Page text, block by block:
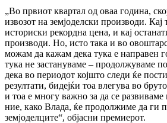
„Во првиот квартал од оваа година,
извозот на земјоделски производи. Кај
историски рекордна цена, и кај
производи. Но, исто така и во
можам да кажам дека тука е направен
тука не застануваме – продолжуваме
дека во периодот којшто следи ќе
резултати, бидејќи тоа влегува во
и тоа е многу важно за да се
ние, како Влада, ќе продолжиме да ги
земјоделците“, објасни премиерот.